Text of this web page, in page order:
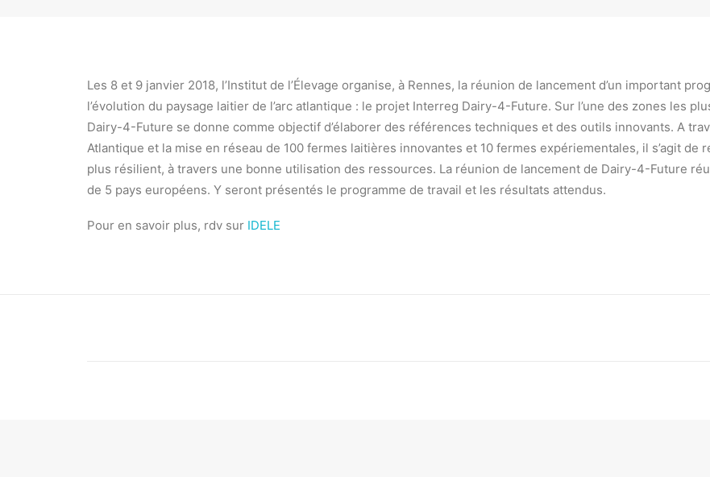
Les 8 et 9 janvier 2018, l’Institut de l’Élevage organise, à Rennes, la réunion de lancement d’un important
l’évolution du paysage laitier de l’arc atlantique : le projet Interreg Dairy-4-Future. Sur l’une des zones les
Dairy-4-Future se donne comme objectif d’élaborer des références techniques et des outils innovants. A
Atlantique et la mise en réseau de 100 fermes laitières innovantes et 10 fermes expériementales, il s’agit de
plus résilient, à travers une bonne utilisation des ressources. La réunion de lancement de Dairy-4-Future
de 5 pays européens. Y seront présentés le programme de travail et les résultats attendus.
Pour en savoir plus, rdv sur IDELE